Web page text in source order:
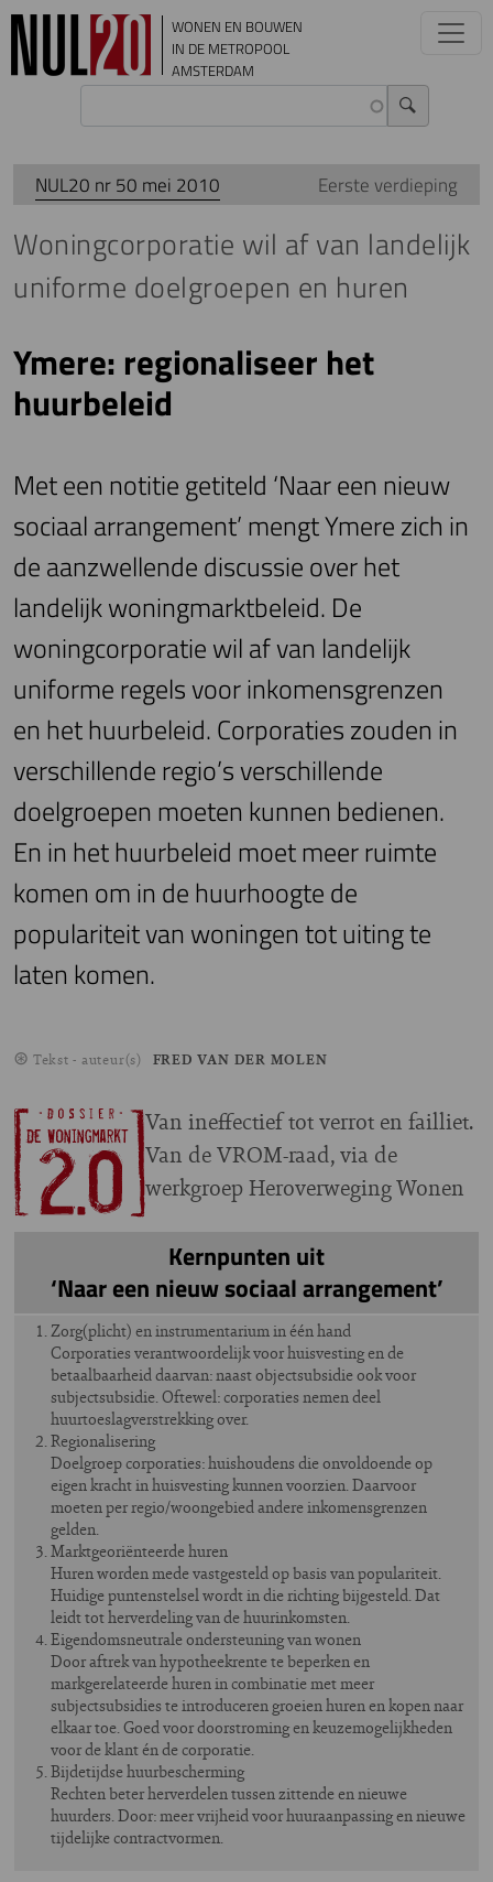
Overslaan en naar de inhoud gaan
WONEN EN BOUWEN
IN DE METROPOOL
AMSTERDAM
NUL20 nr 50 mei 2010 Eerste verdieping
Woningcorporatie wil af van landelijk
uniforme doelgroepen en huren
Ymere: regionaliseer het
huurbeleid
Met een notitie getiteld ‘Naar een nieuw
sociaal arrangement’ mengt Ymere zich in
de aanzwellende discussie over het
landelijk woningmarktbeleid. De
woningcorporatie wil af van landelijk
uniforme regels voor inkomensgrenzen
en het huurbeleid. Corporaties zouden in
verschillende regio’s verschillende
doelgroepen moeten kunnen bedienen.
En in het huurbeleid moet meer ruimte
komen om in de huurhoogte de
populariteit van woningen tot uiting te
laten komen.
Tekst - auteur(s) FRED VAN DER MOLEN
Kernpunten uit
‘Naar een nieuw sociaal arrangement’
Zorg(plicht) en instrumentarium in één hand
Corporaties verantwoordelijk voor huisvesting en de
betaalbaarheid daarvan: naast objectsubsidie ook voor
subjectsubsidie. Oftewel: corporaties nemen deel
huurtoeslagverstrekking over.
Regionalisering
Doelgroep corporaties: huishoudens die onvoldoende op
eigen kracht in huisvesting kunnen voorzien. Daarvoor
moeten per regio/woongebied andere inkomensgrenzen
gelden.
Marktgeoriënteerde huren
Huren worden mede vastgesteld op basis van populariteit.
Huidige puntenstelsel wordt in die richting bijgesteld. Dat
leidt tot herverdeling van de huurinkomsten.
Eigendomsneutrale ondersteuning van wonen
Door aftrek van hypotheekrente te beperken en
markgerelateerde huren in combinatie met meer
subjectsubsidies te introduceren groeien huren en kopen naar
elkaar toe. Goed voor doorstroming en keuzemogelijkheden
voor de klant én de corporatie.
Bijdetijdse huurbescherming
Rechten beter herverdelen tussen zittende en nieuwe
huurders. Door: meer vrijheid voor huuraanpassing en nieuwe
tijdelijke contractvormen.
Van ineffectief tot verrot en failliet.
Van de VROM-raad, via de
werkgroep Heroverweging Wonen